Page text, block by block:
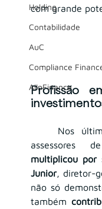
Holding
Contabilidade
AuC
Compliance
AIInFinance
com grande
Profissão
multiplicou por
Junior, diretor-
não só
também